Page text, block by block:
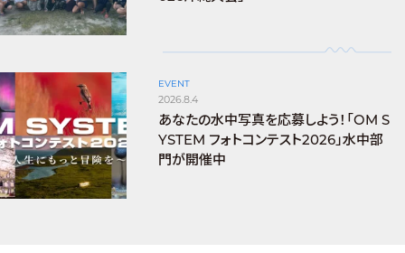
EVENT
2026.8.4
あなたの水中写真を応募しよう！「OM S
YSTEM フォトコンテスト2026」水中部
門が開催中